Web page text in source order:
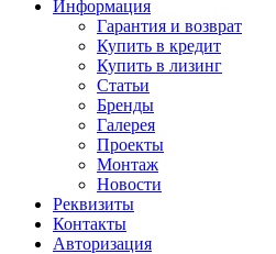
Информация
Гарантия и возврат
Купить в кредит
Купить в лизинг
Статьи
Бренды
Галерея
Проекты
Монтаж
Новости
Реквизиты
Контакты
Авторизация